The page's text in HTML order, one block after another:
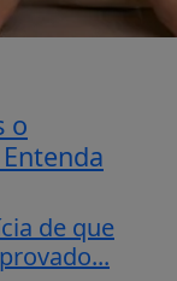
o
de que